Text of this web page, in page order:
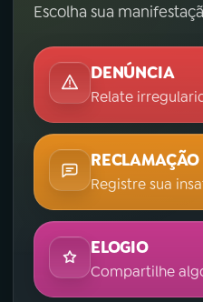
Escolha sua
DENÚNCIA
Relate
RECLAMAÇÃO
Registre sua
ELOGIO
Compartilhe